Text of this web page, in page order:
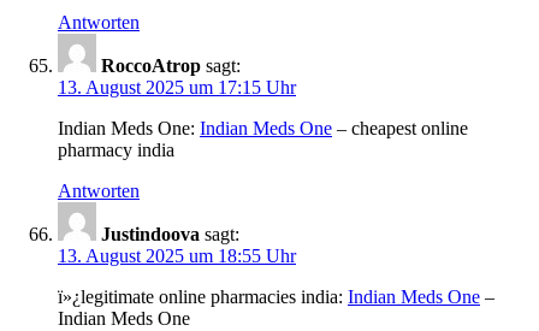
Antworten
RoccoAtrop sagt:
13. August 2025 um 17:15 Uhr
Indian Meds One: Indian Meds One – cheapest online
pharmacy india
Antworten
Justindoova sagt:
13. August 2025 um 18:55 Uhr
ï»¿legitimate online pharmacies india: Indian Meds One –
Indian Meds One